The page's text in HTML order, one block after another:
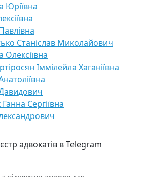
Юріївна
Станіслав Миколайович
Олексіївна
Іммілейла Хаганіївна
Сергіївна
адвокатів в Telegram